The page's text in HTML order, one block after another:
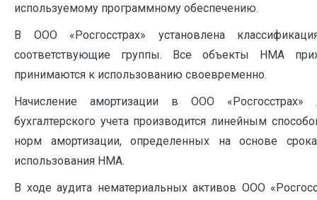
используемому программному обеспечению.
В ООО «Росгосстрах» установлена
соответствующие группы. Все объекты НМА
принимаются к использованию своевременно.
Начисление амортизации в ООО
бухгалтерского учета производится линейным
норм амортизации, определенных на основе
использования НМА.
В ходе аудита нематериальных активов ООО